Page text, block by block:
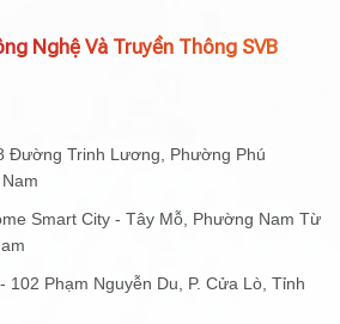
Nghệ Và Truyền Thông SVB
Đường Trinh Lương, Phường Phú
Smart City - Tây Mỗ, Phường Nam Từ
102 Phạm Nguyễn Du, P. Cửa Lò, Tỉnh